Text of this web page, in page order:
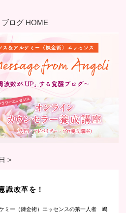
ログ HOME
>
識改革を！
ミー（錬金術）エッセンスの第一人者 嶋